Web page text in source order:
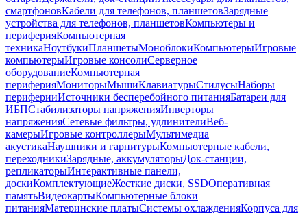
смартфоновКабели для телефонов, планшетовЗарядные
устройства для телефонов, планшетовКомпьютеры и
периферияКомпьютерная
техникаНоутбукиПланшетыМоноблокиКомпьютерыИгровые
компьютерыИгровые консолиСерверное
оборудованиеКомпьютерная
периферияМониторыМышиКлавиатурыСтилусыНаборы
периферииИсточники бесперебойного питанияБатареи для
ИБПСтабилизаторы напряженияИнверторы
напряженияСетевые фильтры, удлинителиВеб-
камерыИгровые контроллерыМультимедиа
акустикаНаушники и гарнитурыКомпьютерные кабели,
переходникиЗарядные, аккумуляторыДок-станции,
репликаторыИнтерактивные панели,
доскиКомплектующиеЖесткие диски, SSDОперативная
памятьВидеокартыКомпьютерные блоки
питанияМатеринские платыСистемы охлажденияКорпуса для